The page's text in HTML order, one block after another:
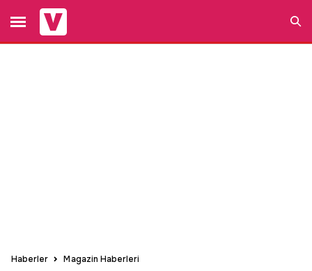
Haberler Magazin Haberleri